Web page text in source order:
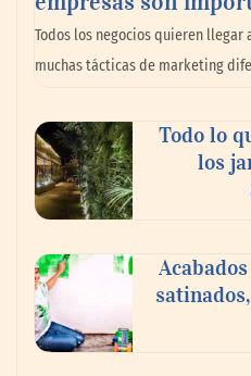
cuesta: Michelin lo
Paso a paso: ¿cómo
transición a la
InfoBlock
Todos los negocios quieren
muchas tácticas de marketing
Todo lo
los